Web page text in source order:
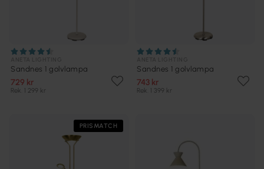
Sandnes 1 golvlampa
729 kr
Rek. 1 299 kr
Sandnes 1 golvlampa
743 kr
Rek. 1 399 kr
PRISMATCH